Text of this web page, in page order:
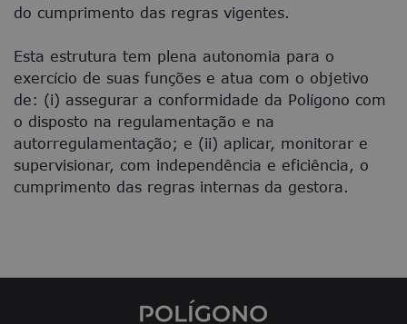
do cumprimento das regras vigentes.
Esta estrutura tem plena autonomia para o
exercício de suas funções e atua com o objetivo
de: (i) assegurar a conformidade da Polígono com
o disposto na regulamentação e na
autorregulamentação; e (ii) aplicar, monitorar e
supervisionar, com independência e eficiência, o
cumprimento das regras internas da gestora.